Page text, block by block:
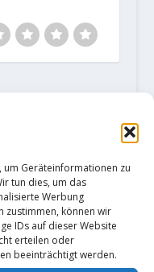
um Geräteinformationen zu
tun dies, um das
Werbung
zustimmen, können wir
IDs auf dieser Website
erteilen oder
beeinträchtigt werden.
"Eternit" 9a+ by
Zeni